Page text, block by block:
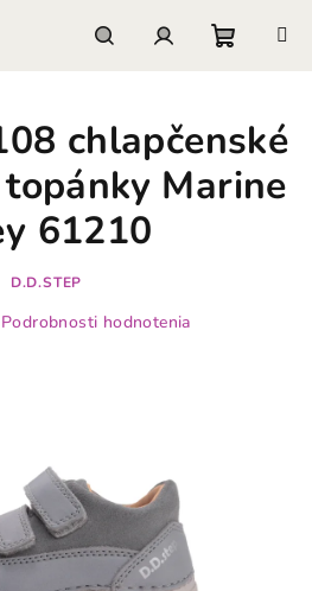
košík
chlapčenské
Marine
61210
D.D.STEP
Podrobnosti hodnotenia